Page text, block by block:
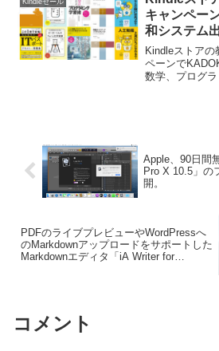
キャンペー
和システム
ミング、IT
50%OFFセ
Kindleストア
ペーンで
数学、プログラ
Apple、90日間
Pro X 10.5」の
開。
PDFのライブプレビューやWordPressへ
のMarkdownアップロードをサポートした
Markdownエディタ「iA Writer for
コメント